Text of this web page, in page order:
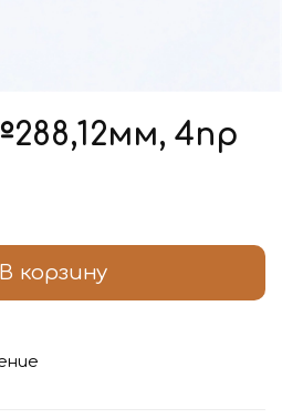
4пр
В корзину